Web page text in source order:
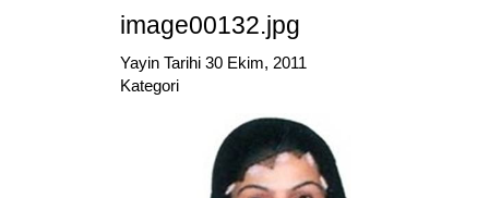
image00132.jpg
Yayin Tarihi 30 Ekim, 2011
Kategori